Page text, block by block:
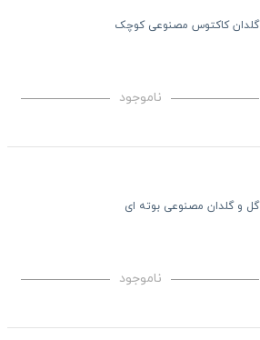
گلدان کاکتوس مصنوعی کوچک
ناموجود
گل و گلدان مصنوعی بوته ای
ناموجود